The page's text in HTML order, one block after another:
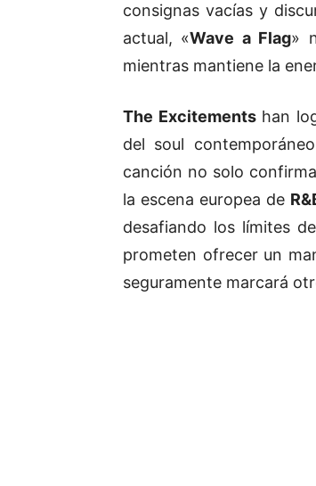
consignas vacías y
actual, «Wave a Flag»
mientras mantiene la
The Excitementshan
del soul
canción no solo
la escena europea de
desafiando los límites
prometen ofrecer un
seguramente marcará